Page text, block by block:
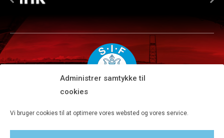
Administrer samtykke til
cookies
Vi bruger cookies til at optimere vores websted og vores service.
Tlf 8680 4477 · Fax 8680 4647 · Kontortid man-fre kl. 9-15